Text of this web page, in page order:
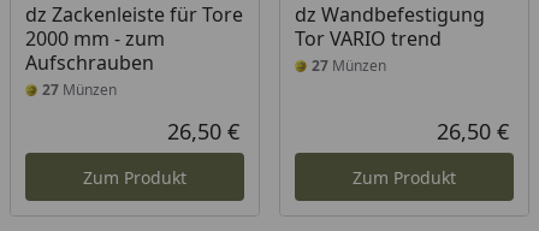
dz Zackenleiste für Tore
2000 mm - zum
Aufschrauben
27 Münzen
Aktueller Preis
26,50 €
Zum Produkt
dz Wandbefestigung
Tor VARIO trend
27Münzen
26,50 €
Zum Produkt